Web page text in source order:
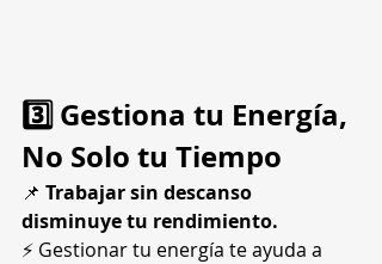
3️⃣ Gestiona tu Energía,
No Solo tu Tiempo
📌 Trabajar sin descanso
disminuye tu rendimiento.
⚡ Gestionar tu energía te ayuda a